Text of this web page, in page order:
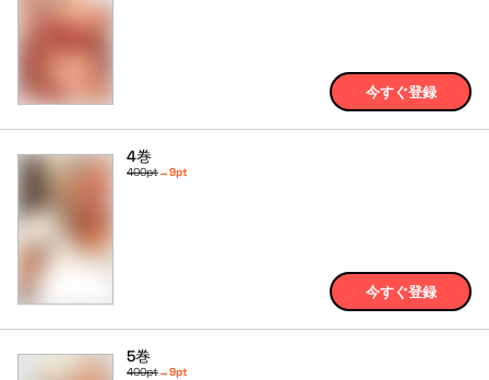
今すぐ登録
4巻
400pt→9pt
今すぐ登録
5巻
400pt→9pt